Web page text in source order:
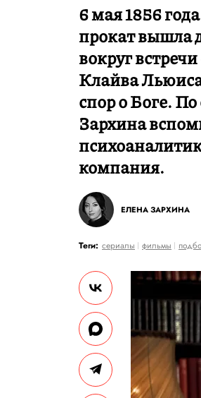
6 мая 1856
прокат вышла
вокруг
Клайва
спор о Боге.
Зархина
компания.
ЕЛЕНА ЗАРХИНА
Теги: сериалы фильмы